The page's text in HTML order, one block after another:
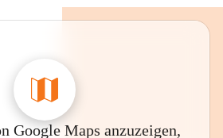
Google Maps anzuzeigen,